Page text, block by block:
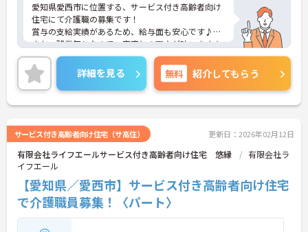
愛知県愛西市に位置する、サービス付き高齢者向け
住宅にて介護職の募集です！
賞与の支給実績があるため、給与面も安心です♪
また、残業無しなので、家庭との両立が叶います☆
さらに、マイカー通勤可能なので、通勤らくらくで
す◎
ご興味のある方には、面接対策ポイントなど、さら
に詳細をお話しいたしますのでお気軽にご相談くだ
さい！
詳細を見る 無料 紹介してもらう
サービス付き高齢者向け住宅（サ高住） 更新日：2026年02月12日
有限会社ライフエールサービス付き高齢者向け住宅 悠縁
有限会社ラ
イフエール
【愛知県／愛西市】サービス付き高齢者向け住宅
で介護職員募集！〈パート〉